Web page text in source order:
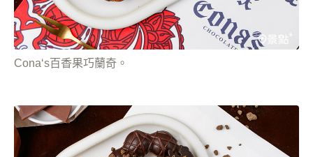
Cona‘s百香果巧蘭奇。